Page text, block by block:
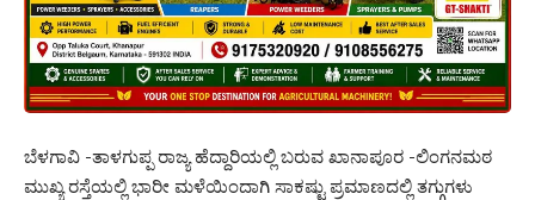
ಬೆಳಗಾವಿ -ತಾಳಗುಪ್ಪ ರಾಜ್ಯ ಹೆದ್ದಾರಿಯಲ್ಲಿ ಬರುವ ಖಾನಾಪೂರ -ಲಿಂಗನಮಠ
ಮುಖ್ಯ ರಸ್ತೆಯಲ್ಲಿ ಭಾರೀ ಮಳೆಯಿಂದಾಗಿ ಸಾಕಷ್ಟು ಪ್ರಮಾಣದಲ್ಲಿ ತಗ್ಗುಗಳು